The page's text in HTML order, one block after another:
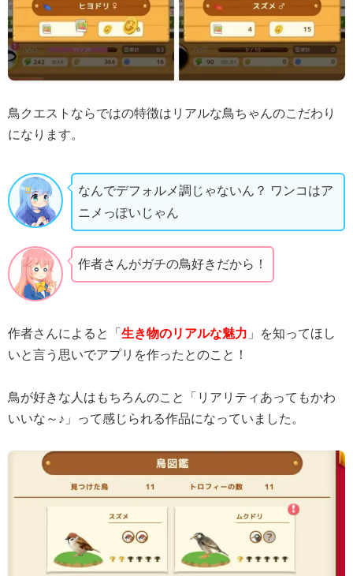
鳥クエストならではの特徴はリアルな鳥ちゃんのこだわり
になります。
なんでデフォルメ調じゃないん？ ワンコはア
ニメっぽいじゃん
作者さんがガチの鳥好きだから！
作者さんによると「 生き物のリアルな魅力 」を知ってほし
いと言う思いでアプリを作ったとのこと！
鳥が好きな人はもちろんのこと「リアリティあってもかわ
いいな～♪」って感じられる作品になっていました。